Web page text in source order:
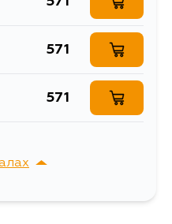
стойки стабилизатора
571
571